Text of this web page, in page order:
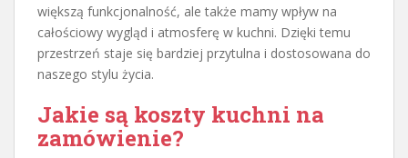
większą funkcjonalność, ale także mamy wpływ na
całościowy wygląd i atmosferę w kuchni. Dzięki temu
przestrzeń staje się bardziej przytulna i dostosowana do
naszego stylu życia.
Jakie są koszty kuchni na
zamówienie?